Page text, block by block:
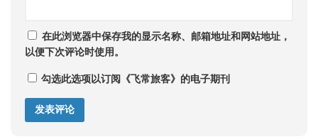
在此浏览器中保存我的显示名称、邮箱地址和网站地址，
以便下次评论时使用。
勾选此选项以订阅《飞常旅客》的电子期刊